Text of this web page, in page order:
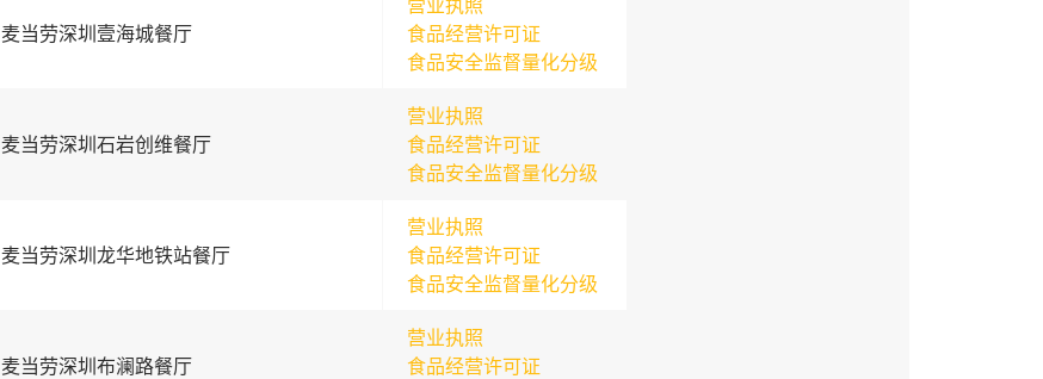
麦当劳深圳壹海城餐厅
营业执照
食品经营许可证
食品安全监督量化分级
麦当劳深圳石岩创维餐厅
营业执照
食品经营许可证
食品安全监督量化分级
麦当劳深圳龙华地铁站餐厅
营业执照
食品经营许可证
食品安全监督量化分级
麦当劳深圳布澜路餐厅
营业执照
食品经营许可证